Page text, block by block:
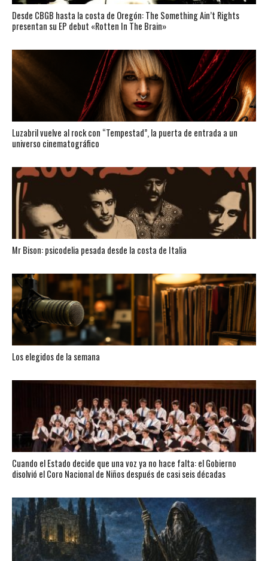
Desde CBGB hasta la costa de Oregón: The Something Ain’t Rights
presentan su EP debut «Rotten In The Brain»
Luzabril vuelve al rock con “Tempestad”, la puerta de entrada a un
universo cinematográfico
Mr Bison: psicodelia pesada desde la costa de Italia
Los elegidos de la semana
Cuando el Estado decide que una voz ya no hace falta: el Gobierno
disolvió el Coro Nacional de Niños después de casi seis décadas